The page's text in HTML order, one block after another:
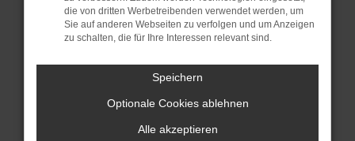
Sicherheitsrisiko, sondern kann auch dazu
führen, dass bestimmte Funktionen nicht mehr
unterstützt werden.
Wende dich an den Webseitenbetreiber.
Wenn du alle oben genannten Schritte versucht
hast, kontaktiere uns bitte. Wir werden
versuchen, das Problem zu beheben. Du kannst
uns diesen Text schicken, um uns bei der
die von dritten Werbetreibenden verwendet werden, um
Sie auf anderen Webseiten zu verfolgen und um Anzeigen
zu schalten, die für Ihre Interessen relevant sind.
Speichern
Optionale Cookies ablehnen
Alle akzeptieren